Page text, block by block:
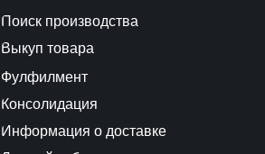
Поиск производства
Выкуп товара
Фулфилмент
Консолидация
Информация о доставке